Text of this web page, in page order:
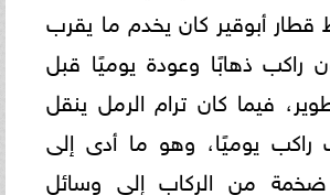
أبوقير كان يخدم ما يقرب
مليون راكب ذهابًا وعودة يوميًا قبل
فيما كان ترام الرمل ينقل
ألف راكب يوميًا، وهو ما أدى إلى
ضخمة من الركاب إلى وسائل